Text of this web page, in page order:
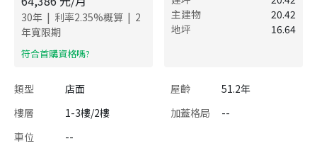
30年 | 利率2.35%概算 | 2
年寬限期
​符合首購資格嗎?
主建物
20.42
地坪
16.64
類型 店面 屋齡
51.2年
樓層
1-3樓/2樓 加蓋格局
--
車位
--